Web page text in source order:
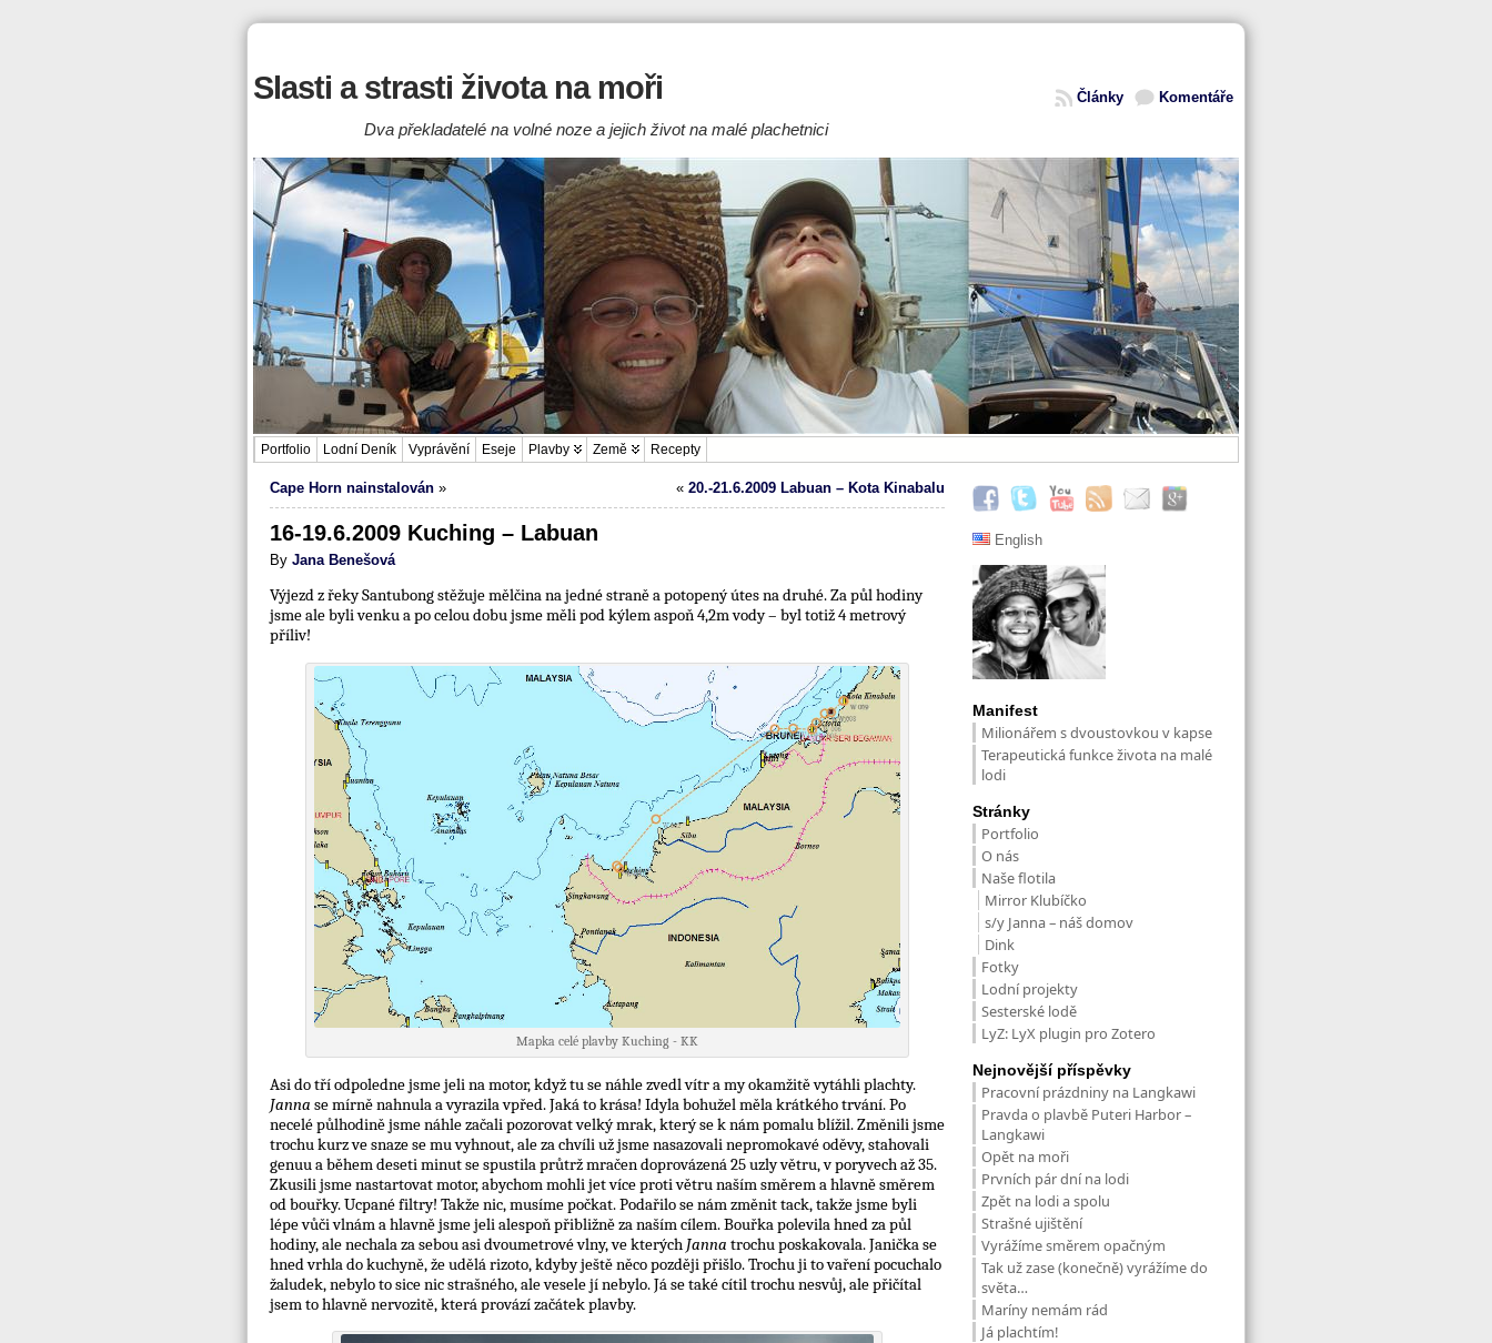
Slasti a strasti života na moři
Dva překladatelé na volné noze a jejich život na malé plachetnici
Komentáře
Články
Portfolio Lodní Deník Vyprávění Eseje Plavby Země Recepty
Cape Horn nainstalován » « 20.-21.6.2009 Labuan – Kota Kinabalu
16-19.6.2009 Kuching – Labuan
By Jana Benešová
Výjezd z řeky Santubong stěžuje mělčina na jedné straně a potopený útes na druhé. Za půl hodiny
jsme ale byli venku a po celou dobu jsme měli pod kýlem aspoň 4,2m vody – byl totiž 4 metrový
příliv!
Mapka celé plavby Kuching - KK
Asi do tří odpoledne jsme jeli na motor, když tu se náhle zvedl vítr a my okamžitě vytáhli plachty.
Janna se mírně nahnula a vyrazila vpřed. Jaká to krása! Idyla bohužel měla krátkého trvání. Po
necelé půlhodině jsme náhle začali pozorovat velký mrak, který se k nám pomalu blížil. Změnili jsme
trochu kurz ve snaze se mu vyhnout, ale za chvíli už jsme nasazovali nepromokavé oděvy, stahovali
genuu a během deseti minut se spustila průtrž mračen doprovázená 25 uzly větru, v poryvech až 35.
Zkusili jsme nastartovat motor, abychom mohli jet více proti větru naším směrem a hlavně směrem
od bouřky. Ucpané filtry! Takže nic, musíme počkat. Podařilo se nám změnit tack, takže jsme byli
lépe vůči vlnám a hlavně jsme jeli alespoň přibližně za naším cílem. Bouřka polevila hned za půl
hodiny, ale nechala za sebou asi dvoumetrové vlny, ve kterých Janna trochu poskakovala. Janička se
hned vrhla do kuchyně, že udělá rizoto, kdyby ještě něco později přišlo. Trochu ji to vaření pocuchalo
žaludek, nebylo to sice nic strašného, ale vesele jí nebylo. Já se také cítil trochu nesvůj, ale přičítal
jsem to hlavně nervozitě, která provází začátek plavby.
English
Manifest
Milionářem s dvoustovkou v kapse
Terapeutická funkce života na malé
lodi
Stránky
Portfolio
O nás
Naše flotila
Mirror Klubíčko
s/y Janna – náš domov
Dink
Fotky
Lodní projekty
Sesterské lodě
LyZ: LyX plugin pro Zotero
Nejnovější příspěvky
Pracovní prázdniny na Langkawi
Pravda o plavbě Puteri Harbor –
Langkawi
Opět na moři
Prvních pár dní na lodi
Zpět na lodi a spolu
Strašné ujištění
Vyrážíme směrem opačným
Tak už zase (konečně) vyrážíme do
světa…
Maríny nemám rád
Já plachtím!